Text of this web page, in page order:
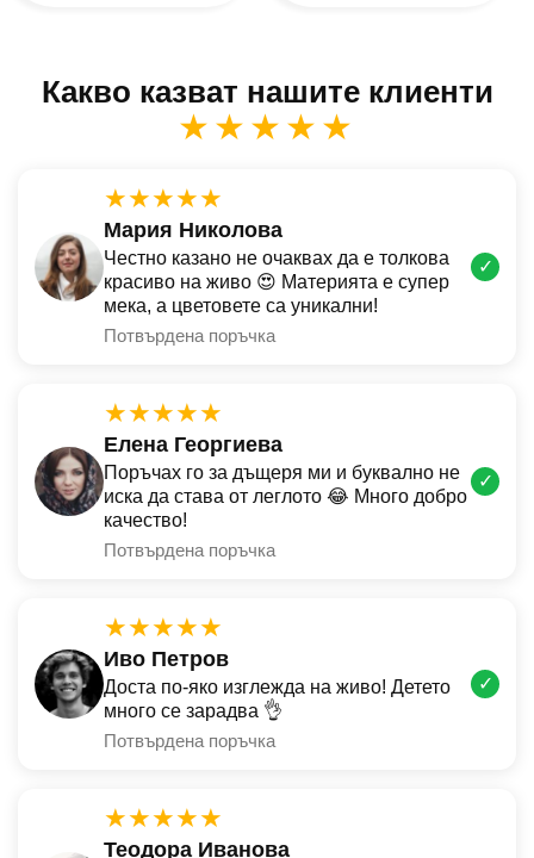
Какво казват нашите клиенти
★★★★★
★★★★★
Мария Николова
Честно казано не очаквах да е толкова
красиво на живо 😍 Материята е супер
мека, а цветовете са уникални!
Потвърдена поръчка
✓
★★★★★
Елена Георгиева
Поръчах го за дъщеря ми и буквално не
иска да става от леглото 😂 Много добро
качество!
Потвърдена поръчка
✓
★★★★★
Иво Петров
Доста по-яко изглежда на живо! Детето
много се зарадва 👌
Потвърдена поръчка
✓
★★★★★
Теодора Иванова